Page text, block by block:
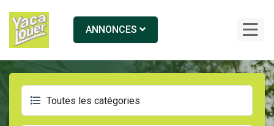
ANNONCES
Toutes les catégories